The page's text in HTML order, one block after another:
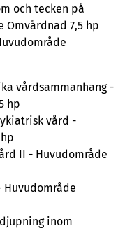
och tecken på
Omvårdnad 7,5 hp
vårdsammanhang -
hp
vård -
II - Huvudområde
Huvudområde
inom